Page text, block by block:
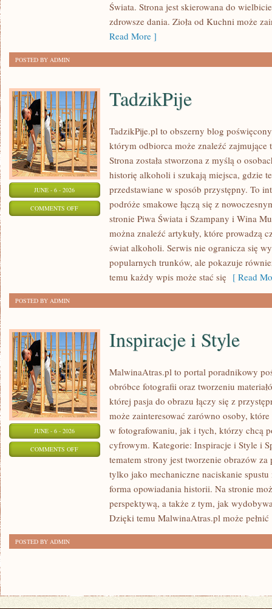
CZYTELNIKÓWŚwiata. Strona jest skierowana do
zdrowsze dania. Zioła od Kuchni może
Read More ]
POSTED BY ADMIN
JUNE - 6 - 2026
COMMENTS OFFON
TADZIKPIJE
TadzikPije
TadzikPije.pl to obszerny blog
którym odbiorca może znaleźć zajmujące
Strona została stworzona z myślą o
historię alkoholi i szukają miejsca, gdzie
przedstawiane w sposób przystępny. To
podróże smakowe łączą się z
stronie Piwa Świata i Szampany i Wina
można znaleźć artykuły, które prowadzą
świat alkoholi. Serwis nie ogranicza się
popularnych trunków, ale pokazuje
temu każdy wpis może stać się [ Read
POSTED BY ADMIN
JUNE - 6 - 2026
COMMENTS OFFON
INSPIRACJE
Inspiracje i Style
MalwinaAtras.pl to portal poradnikowy
obróbce fotografii oraz tworzeniu
której pasja do obrazu łączy się z
może zainteresować zarówno osoby,
w fotografowaniu, jak i tych, którzy chcą
cyfrowym. Kategorie: Inspiracje i Style i
tematem strony jest tworzenie obrazów
tylko jako mechaniczne naciskanie
forma opowiadania historii. Na stronie
perspektywą, a także z tym, jak
Dzięki temu MalwinaAtras.pl może pełnić
POSTED BY ADMIN